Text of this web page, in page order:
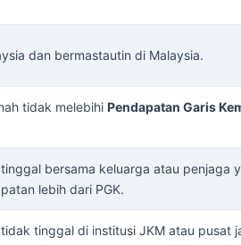
dan bermastautin di Malaysia.
tidak melebihi Pendapatan Garis
bersama keluarga atau penjaga
lebih dari PGK.
tinggal di institusi JKM atau pusat